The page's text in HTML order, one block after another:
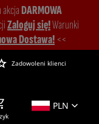
akcjaDARMOWA
Zaloguj się!Warunki
Dostawa! <<
Zadowoleni klienci
PLN